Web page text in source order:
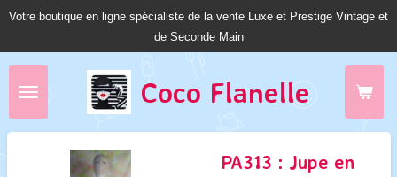
Passer
Coco Flanelle
Votre boutique en ligne spécialiste de la vente Luxe et Prestige Vintage et
de Seconde Main
PA313 : Jupe en